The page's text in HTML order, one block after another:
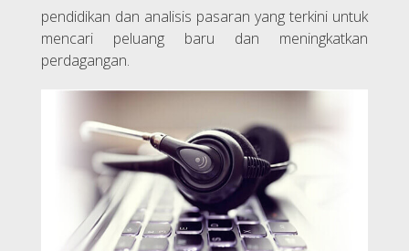
pendidikan dan analisis pasaran yang terkini untuk
mencari peluang baru dan meningkatkan
perdagangan.